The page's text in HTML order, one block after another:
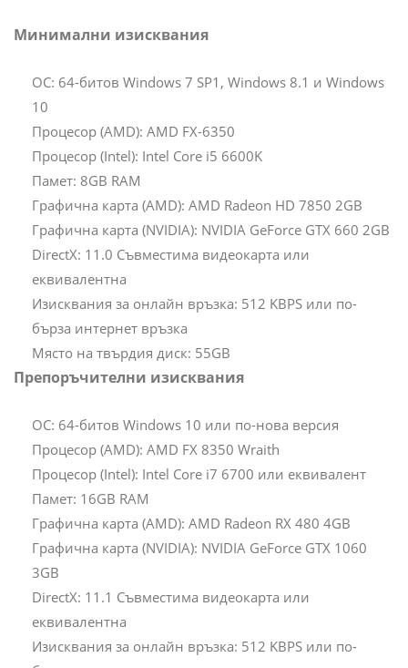
Минимални изисквания
ОС: 64-битов Windows 7 SP1, Windows 8.1 и Windows
10
Процесор (AMD): AMD FX-6350
Процесор (Intel): Intel Core i5 6600K
Памет: 8GB RAM
Графична карта (AMD): AMD Radeon HD 7850 2GB
Графична карта (NVIDIA): NVIDIA GeForce GTX 660 2GB
DirectX: 11.0 Съвместима видеокарта или
еквивалентна
Изисквания за онлайн връзка: 512 KBPS или по-
бърза интернет връзка
Място на твърдия диск: 55GB
Препоръчителни изисквания
ОС: 64-битов Windows 10 или по-нова версия
Процесор (AMD): AMD FX 8350 Wraith
Процесор (Intel): Intel Core i7 6700 или еквивалент
Памет: 16GB RAM
Графична карта (AMD): AMD Radeon RX 480 4GB
Графична карта (NVIDIA): NVIDIA GeForce GTX 1060
3GB
DirectX: 11.1 Съвместима видеокарта или
еквивалентна
Изисквания за онлайн връзка: 512 KBPS или по-